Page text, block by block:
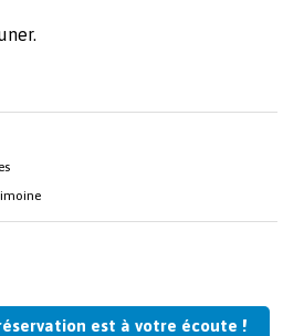
est à votre écoute !